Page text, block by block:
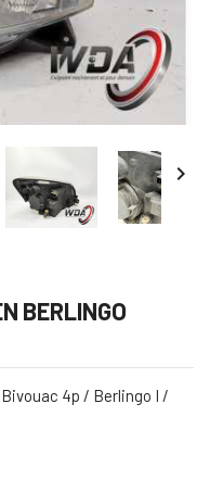

BERLINGO
Bivouac 4p / Berlingo I /